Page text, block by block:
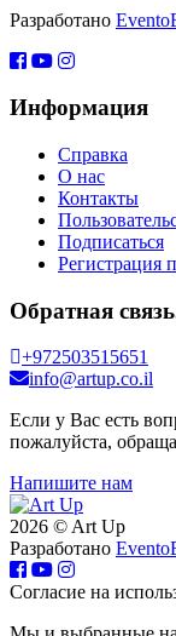
Разработано
Информация
Справка
О нас
Контакты
Подписаться
Регистрация
Обратная
+972503515651
info@artup.co.il
Если у Вас есть
пожалуйста,
Напишите нам
2026 © Art Up
Разработано
Cогласие на